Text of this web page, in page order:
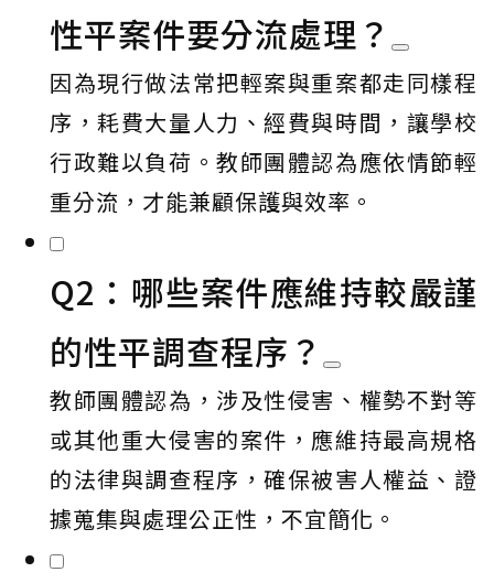
性平案件要分流處理？
因為現行做法常把輕案與重案都走同樣程
序，耗費大量人力、經費與時間，讓學校
行政難以負荷。教師團體認為應依情節輕
重分流，才能兼顧保護與效率。
Q2：哪些案件應維持較嚴謹
的性平調查程序？
教師團體認為，涉及性侵害、權勢不對等
或其他重大侵害的案件，應維持最高規格
的法律與調查程序，確保被害人權益、證
據蒐集與處理公正性，不宜簡化。